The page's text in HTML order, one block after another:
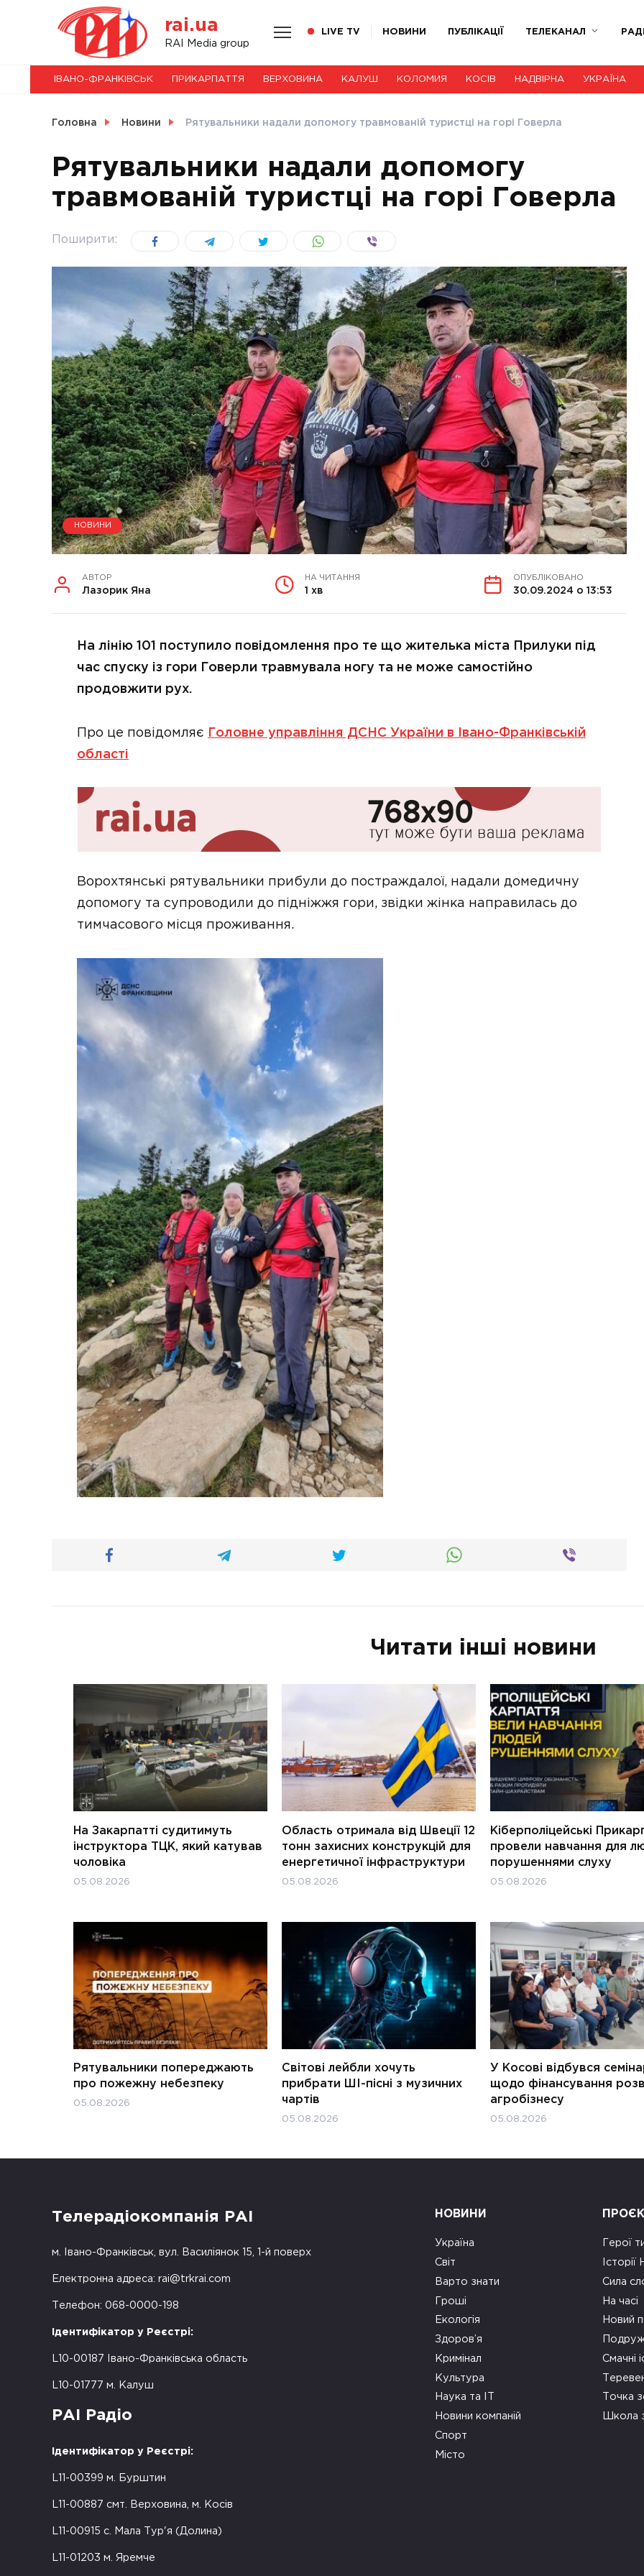
rai.ua
RAI Media group
LIVE TV НОВИНИ ПУБЛІКАЦІЇ ТЕЛЕКАНАЛ
НОВИНИ
СВІТ
УКРАЇНА
ІВАНО-ФРАНКІВСЬК ПРИКАРПАТТЯ ВЕРХОВИНА КАЛУШ КОЛОМИЯ КОСІВ НАДВІРНА УКРАЇНА
Головна Новини Рятувальники надали допомогу травмованій туристці на горі Говерла
Рятувальники надали допомогу
травмованій туристці на горі Говерла
Поширити:
НОВИНИ
АВТОР
Лазорик Яна
НА ЧИТАННЯ
1 хв
ОПУБЛІКОВАНО
30.09.2024 о 13:53
На лінію 101 поступило повідомлення про те що жителька міста Прилуки під
час спуску із гори Говерли травмувала ногу та не може самостійно
продовжити рух.
Про це повідомляє
Головне управління ДСНС України в Івано-Франківській
області
Ворохтянські рятувальники прибули до постраждалої, надали домедичну
допомогу та супроводили до підніжжя гори, звідки жінка направилась до
тимчасового місця проживання.
Читати інші новини
На Закарпатті судитимуть
інструктора ТЦК, який катував
чоловіка
05.08.2026
Область отримала від Швеції 12
тонн захисних конструкцій для
енергетичної інфраструктури
05.08.2026
Кіберполіцейські
провели навчання для
порушеннями слуху
05.08.2026
Рятувальники попереджають
про пожежну небезпеку
05.08.2026
Світові лейбли хочуть
прибрати ШІ-пісні з музичних
чартів
05.08.2026
У Косові відбувся
щодо фінансування
агробізнесу
05.08.2026
Телерадіокомпанія РАІ
м. Івано-Франківськ, вул. Василіянок 15, 1-й поверх
Електронна адреса: rai@trkrai.com
Телефон: 068-0000-198
Ідентифікатор у Реєстрі:
L10-00187 Івано-Франківська область
L10-01777 м. Калуш
РАІ Радіо
Ідентифікатор у Реєстрі:
L11-00399 м. Бурштин
L11-00887 смт. Верховина, м. Косів
L11-00915 с. Мала Тур'я (Долина)
L11-01203 м. Яремче
НОВИНИ
Україна
Світ
Варто знати
Гроші
Екологія
Здоров’я
Кримінал
Культура
Наука та ІТ
Новини компаній
Спорт
Місто
Герої
Сила
На часі
Новий
Смачні
Точка
Школа